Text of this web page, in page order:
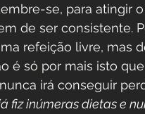
se, para atingir
de ser consistente.
refeição livre, mas
é só por mais isto
nunca irá conseguir
fiz inúmeras dietas e